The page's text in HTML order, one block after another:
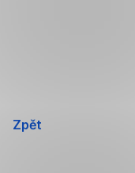
Zpět